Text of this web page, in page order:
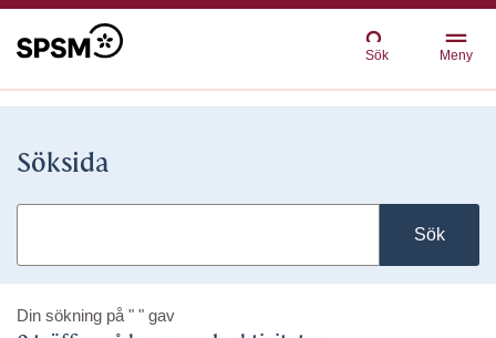
Sök Meny
Söksida
Sök
Din sökning på " " gav